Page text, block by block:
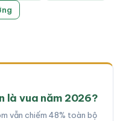
là vua năm 2026?
vẫn chiếm 48% toàn bộ